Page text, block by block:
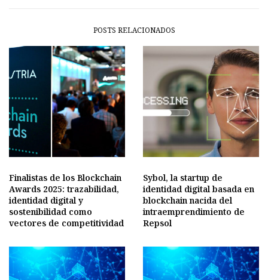
POSTS RELACIONADOS
Finalistas de los Blockchain
Awards 2025: trazabilidad,
identidad digital y
sostenibilidad como
vectores de competitividad
Sybol, la startup de
identidad digital basada en
blockchain nacida del
intraemprendimiento de
Repsol